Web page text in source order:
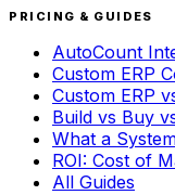
PRICING & GUIDES
AutoCount
Custom ERP
Custom ERP
Build vs Buy
What a
ROI: Cost of
All Guides